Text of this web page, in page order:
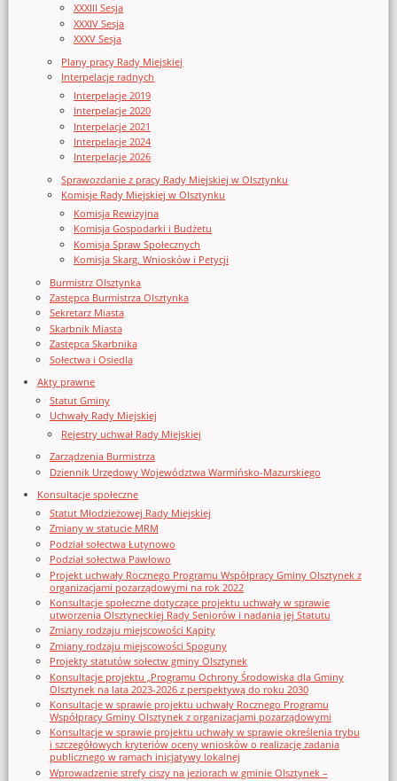
XXXIII Sesja
XXXIV Sesja
XXXV Sesja
Plany pracy Rady Miejskiej
Interpelacje radnych
Interpelacje 2019
Interpelacje 2020
Interpelacje 2021
Interpelacje 2024
Interpelacje 2026
Sprawozdanie z pracy Rady Miejskiej w Olsztynku
Komisje Rady Miejskiej w Olsztynku
Komisja Rewizyjna
Komisja Gospodarki i Budżetu
Komisja Spraw Społecznych
Komisja Skarg, Wniosków i Petycji
Burmistrz Olsztynka
Zastępca Burmistrza Olsztynka
Sekretarz Miasta
Skarbnik Miasta
Zastępca Skarbnika
Sołectwa i Osiedla
Akty prawne
Statut Gminy
Uchwały Rady Miejskiej
Rejestry uchwał Rady Miejskiej
Zarządzenia Burmistrza
Dziennik Urzędowy Województwa Warmińsko-Mazurskiego
Konsultacje społeczne
Statut Młodzieżowej Rady Miejskiej
Zmiany w statucie MRM
Podział sołectwa Łutynowo
Podział sołectwa Pawłowo
Projekt uchwały Rocznego Programu Współpracy Gminy Olsztynek z
organizacjami pozarządowymi na rok 2022
Konsultacje społeczne dotyczące projektu uchwały w sprawie
utworzenia Olsztyneckiej Rady Seniorów i nadania jej Statutu
Zmiany rodzaju miejscowości Kąpity
Zmiany rodzaju miejscowości Spoguny
Projekty statutów sołectw gminy Olsztynek
Konsultacje projektu „Programu Ochrony Środowiska dla Gminy
Olsztynek na lata 2023-2026 z perspektywą do roku 2030
Konsultacje w sprawie projektu uchwały Rocznego Programu
Współpracy Gminy Olsztynek z organizacjami pozarządowymi
Konsultacje w sprawie projektu uchwały w sprawie określenia trybu
i szczegółowych kryteriów oceny wniosków o realizację zadania
publicznego w ramach inicjatywy lokalnej
Wprowadzenie strefy ciszy na jeziorach w gminie Olsztynek –